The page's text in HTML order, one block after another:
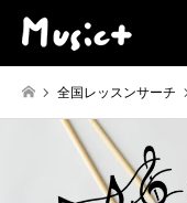
全国レッスンサーチ